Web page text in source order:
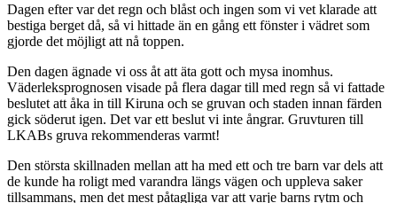
Dagen efter var det regn och blåst och ingen som vi vet klarade att
bestiga berget då, så vi hittade än en gång ett fönster i vädret som
gjorde det möjligt att nå toppen.
Den dagen ägnade vi oss åt att äta gott och mysa inomhus.
Väderleksprognosen visade på flera dagar till med regn så vi fattade
beslutet att åka in till Kiruna och se gruvan och staden innan färden
gick söderut igen. Det var ett beslut vi inte ångrar. Gruvturen till
LKABs gruva rekommenderas varmt!
Den största skillnaden mellan att ha med ett och tre barn var dels att
de kunde ha roligt med varandra längs vägen och uppleva saker
tillsammans, men det mest påtagliga var att varje barns rytm och